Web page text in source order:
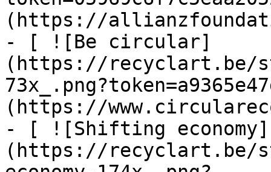
(https://
- [ ![Be circular]
(https://recyclart.be/
(https://
- [ ![Shifting economy]
(https://recyclart.be/